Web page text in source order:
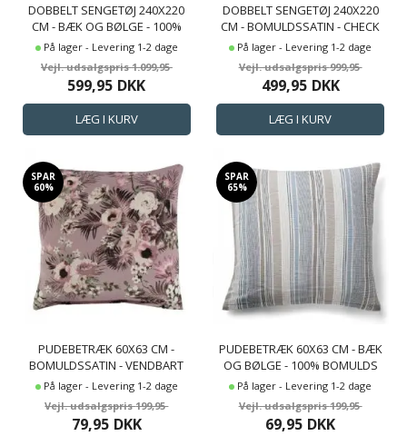
DOBBELT SENGETØJ 240X220
CM - BÆK OG BØLGE - 100%
BOMULDS KREP - SANDFARVET
BLOMSTER PRINT
På lager - Levering 1-2 dage
1.099,95
599,95 DKK
DOBBELT SENGETØJ 240X220
CM - BOMULDSSATIN - CHECK
SORT
På lager - Levering 1-2 dage
999,95
499,95 DKK
SPAR
60%
PUDEBETRÆK 60X63 CM -
BOMULDSSATIN - VENDBART
LAVENDEL BLOMSTER PRINT
OG PRIKKER
På lager - Levering 1-2 dage
199,95
79,95 DKK
SPAR
65%
PUDEBETRÆK 60X63 CM - BÆK
OG BØLGE - 100% BOMULDS
KREP - BLÅ STRIBER
På lager - Levering 1-2 dage
199,95
69,95 DKK